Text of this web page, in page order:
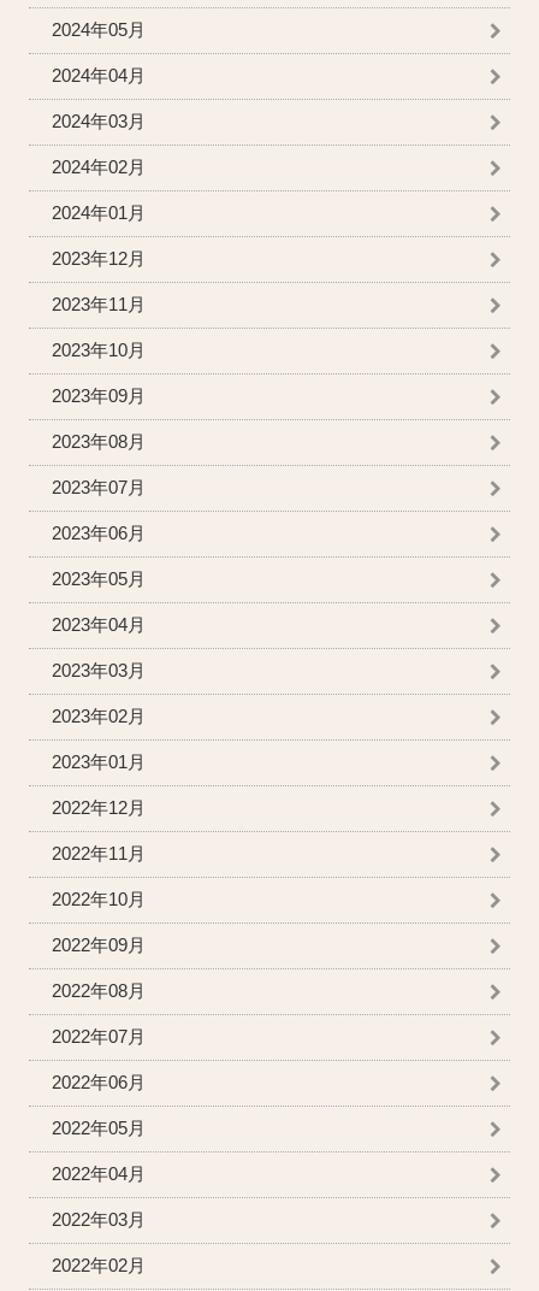
2024年05月
2024年04月
2024年03月
2024年02月
2024年01月
2023年12月
2023年11月
2023年10月
2023年09月
2023年08月
2023年07月
2023年06月
2023年05月
2023年04月
2023年03月
2023年02月
2023年01月
2022年12月
2022年11月
2022年10月
2022年09月
2022年08月
2022年07月
2022年06月
2022年05月
2022年04月
2022年03月
2022年02月